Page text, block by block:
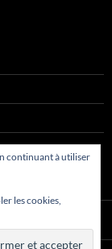
continuant à utiliser
les cookies,